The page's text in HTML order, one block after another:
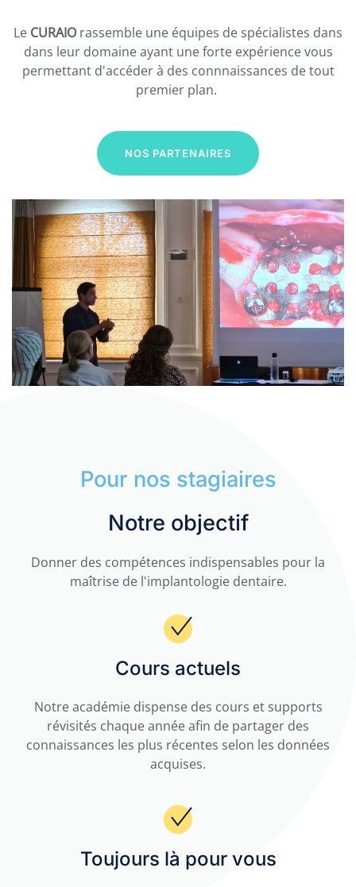
Le CURAIO rassemble une équipes de spécialistes dans
dans leur domaine ayant une forte expérience vous
permettant d'accéder à des connnaissances de tout
premier plan.
NOS PARTENAIRES
Pour nos stagiaires
Notre objectif
Donner des compétences indispensables pour la
maîtrise de l'implantologie dentaire.
Cours actuels
Notre académie dispense des cours et supports
révisités chaque année afin de partager des
connaissances les plus récentes selon les données
acquises.
Toujours là pour vous